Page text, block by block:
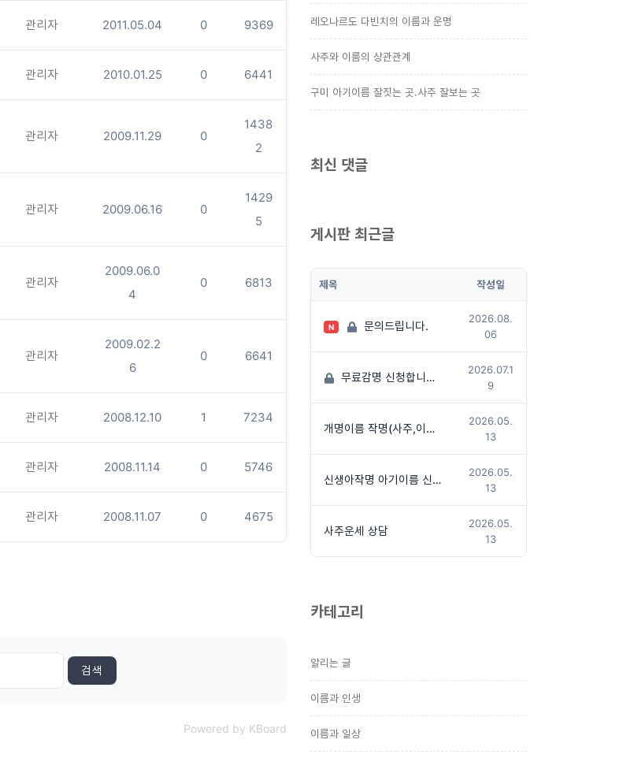
관리자 2011.05.04 0 9369
관리자 2010.01.25 0 6441
관리자 2009.11.29 0
1438
2
관리자 2009.06.16 0
1429
5
관리자
2009.06.0
4
0 6813
관리자
2009.02.2
6
0 6641
관리자 2008.12.10 1 7234
관리자 2008.11.14 0 5746
관리자 2008.11.07 0 4675
검색
Powered by KBoard
레오나르도 다빈치의 이름과 운명
사주와 이름의 상관관계
구미 아기이름 잘짓는 곳.사주 잘보는 곳
최신 댓글
게시판 최근글
제목 작성일
N 문의드립니다.
2026.08.
06
무료감명 신청합니다
2026.07.1
9
개명이름 작명(사주,이름상담후 작명진행)
2026.05.
13
신생아작명 아기이름 신청방법
2026.05.
13
사주운세 상담
2026.05.
13
카테고리
알리는 글
이름과 인생
이름과 일상